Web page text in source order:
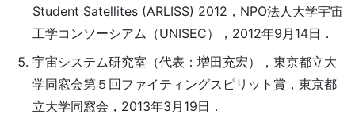
Student Satellites (ARLISS) 2012，NPO法人大学宇宙
工学コンソーシアム（UNISEC），2012年9月14日．
宇宙システム研究室（代表：増田充宏），東京都立大
学同窓会第５回ファイティングスピリット賞，東京都
立大学同窓会，2013年3月19日．